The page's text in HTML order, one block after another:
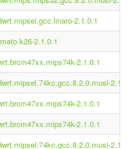
2.1.0.1
2.1.0.1
2.1.0.1
2.1.0.1
2.1.0.1